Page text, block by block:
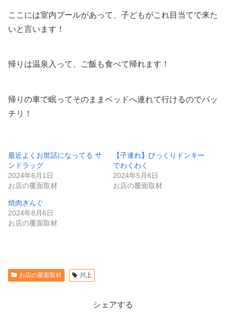
ここには室内プールがあって、子どもがこれ目当てで来た
いと言います！
帰りは温泉入って、ご飯も食べて帰れます！
帰りの車で眠ってそのままベッドへ連れて行けるのでバッ
チリ！
最近よくお世話になってる サ
ンドラッグ
2024年6月1日
お店の覆面取材
【子連れ】びっくりドンキー
でわくわく
2024年5月6日
お店の覆面取材
焼肉きんぐ
2024年8月6日
お店の覆面取材
お店の覆面取材 川上
シェアする